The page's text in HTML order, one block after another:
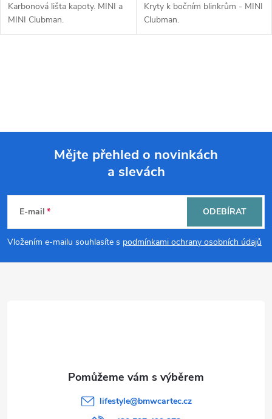
Karbonová lišta kapoty. MINI a
MINI Clubman.
Kryty k bočním blinkrům - MINI
Clubman.
a
í
p
p
Mějte přehled o novinkách
a slevách
E-mail
Vložením e-mailu souhlasíte s podmínkami ochrany osobních údajů
ODEBÍRAT
lifestyle@bmwcartec.cz